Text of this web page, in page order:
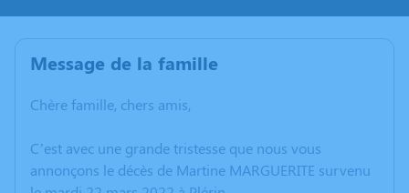
Message de la famille
Chère famille, chers amis,
C’est avec une grande tristesse que nous vous
annonçons le décès de Martine MARGUERITE survenu